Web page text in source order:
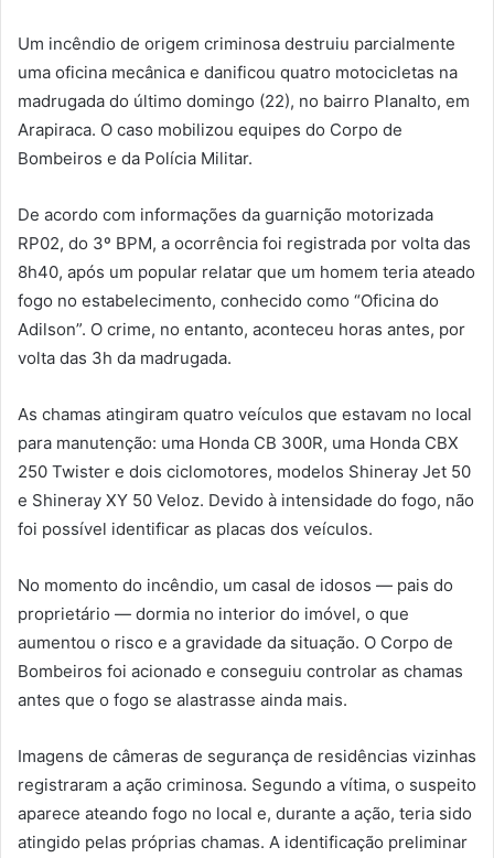
Um incêndio de origem criminosa destruiu parcialmente
uma oficina mecânica e danificou quatro motocicletas na
madrugada do último domingo (22), no bairro Planalto, em
Arapiraca. O caso mobilizou equipes do Corpo de
Bombeiros e da Polícia Militar.
De acordo com informações da guarnição motorizada
RP02, do 3º BPM, a ocorrência foi registrada por volta das
8h40, após um popular relatar que um homem teria ateado
fogo no estabelecimento, conhecido como “Oficina do
Adilson”. O crime, no entanto, aconteceu horas antes, por
volta das 3h da madrugada.
As chamas atingiram quatro veículos que estavam no local
para manutenção: uma Honda CB 300R, uma Honda CBX
250 Twister e dois ciclomotores, modelos Shineray Jet 50
e Shineray XY 50 Veloz. Devido à intensidade do fogo, não
foi possível identificar as placas dos veículos.
No momento do incêndio, um casal de idosos — pais do
proprietário — dormia no interior do imóvel, o que
aumentou o risco e a gravidade da situação. O Corpo de
Bombeiros foi acionado e conseguiu controlar as chamas
antes que o fogo se alastrasse ainda mais.
Imagens de câmeras de segurança de residências vizinhas
registraram a ação criminosa. Segundo a vítima, o suspeito
aparece ateando fogo no local e, durante a ação, teria sido
atingido pelas próprias chamas. A identificação preliminar